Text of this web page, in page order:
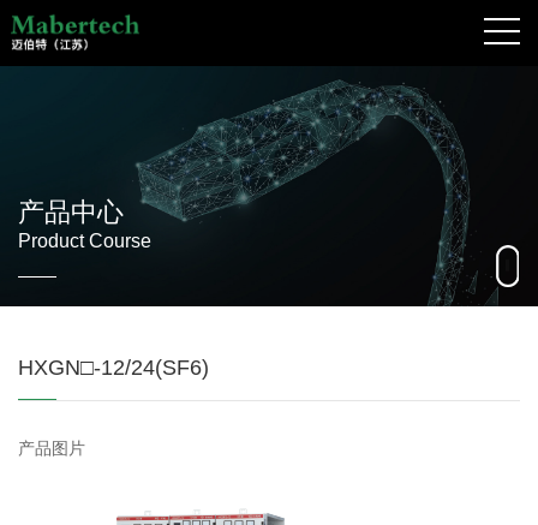
产品中心
Product Course
HXGN□-12/24(SF6)
产品图片